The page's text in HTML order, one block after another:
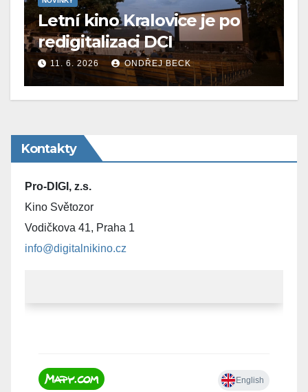
Letní kino Kralovice je po
redigitalizaci DCI
11. 6. 2026 ONDŘEJ BECK
Kontakty
Pro-DIGI, z.s.
Kino Světozor
Vodičkova 41, Praha 1
info@digitalnikino.cz